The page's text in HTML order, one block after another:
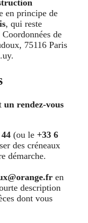
en principe de
, qui reste
de
75116 Paris
un rendez-vous
(ou le +33 6
des créneaux
démarche.
en
description
dont vous